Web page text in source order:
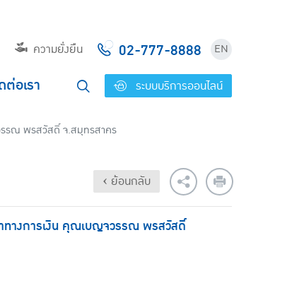
ความยั่งยืน 02-777-8888 EN
อเรา ระบบบริการออนไลน์
รรณ พรสวัสดิ์ จ.สมุทรสาคร
‹ ย้อนกลับ
ทางการเงิน คุณเบญจวรรณ พรสวัสดิ์